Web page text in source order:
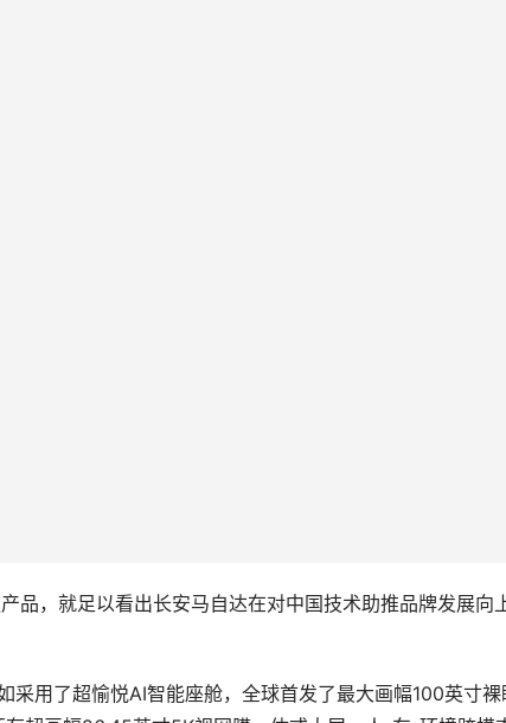
品，就足以看出长安马自达在对中国技术助推品牌发展向
用了超愉悦AI智能座舱，全球首发了最大画幅100英寸裸